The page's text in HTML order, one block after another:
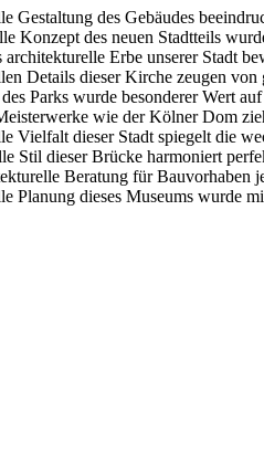
Gestaltung des Gebäudes
Konzept des neuen Stadtteils
Erbe unserer Stadt
Details dieser Kirche zeugen
Parks wurde besonderer Wert
wie der Kölner Dom
Vielfalt dieser Stadt spiegelt die
Stil dieser Brücke harmoniert
Beratung für Bauvorhaben
Planung dieses Museums wurde